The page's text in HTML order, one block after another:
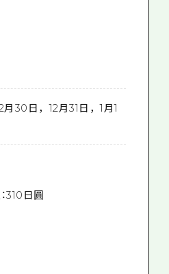
30日，12月31日，1月1
310日圓